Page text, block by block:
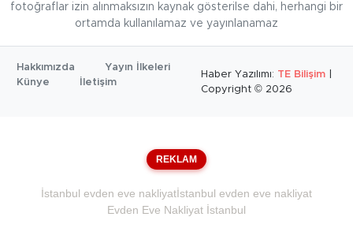
fotoğraflar izin alınmaksızın kaynak gösterilse dahi, herhangi bir
ortamda kullanılamaz ve yayınlanamaz
Hakkımızda
Yayın İlkeleri
Künye
İletişim
Haber Yazılımı: TE Bilişim
Copyright © 2026
REKLAM
İstanbul evden eve nakliyatİstanbul evden eve nakliyat
Evden Eve Nakliyat İstanbul